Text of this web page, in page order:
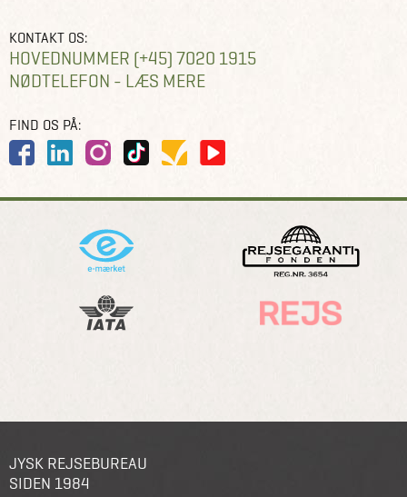
KONTAKT OS:
HOVEDNUMMER (+45) 7020 1915
NØDTELEFON - LÆS MERE
FIND OS PÅ:
JYSK REJSEBUREAU
SIDEN 1984